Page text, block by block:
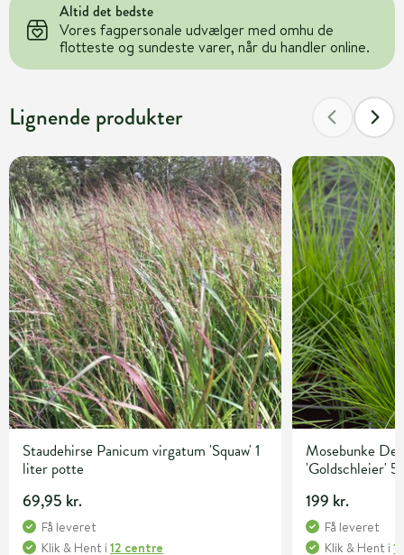
Altid det bedste
Vores fagpersonale udvælger med omhu de
flotteste og sundeste varer, når du handler online.
Lignende produkter
Staudehirse Panicum virgatum 'Squaw' 1
liter potte
69,95 kr.
Få leveret
Klik & Hent i 12 centre
Mosebunke
'Goldschleier'
199 kr.
Få leveret
Klik & Hent i